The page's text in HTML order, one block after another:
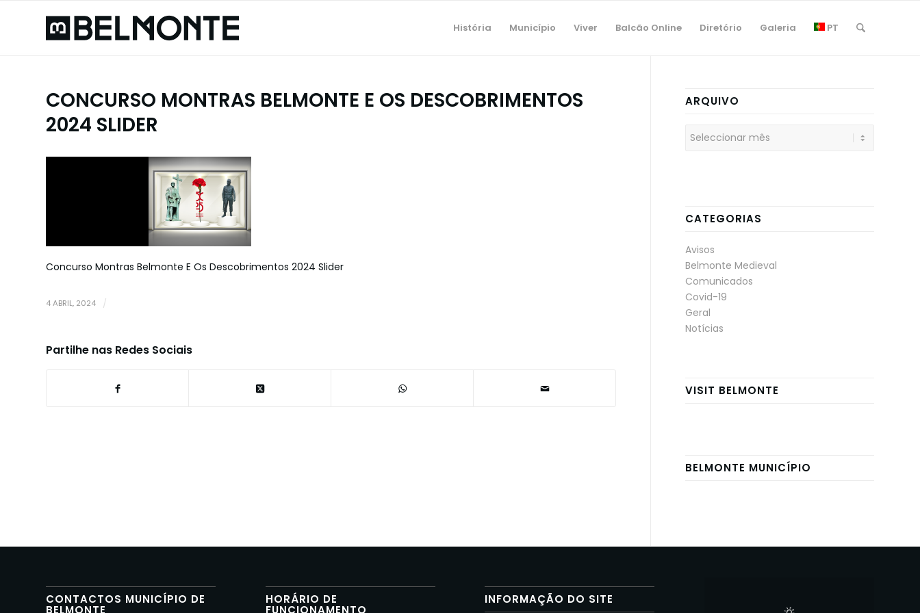
História Município Viver Balcão Online Diretório Galeria PT
CONCURSO MONTRAS BELMONTE E OS DESCOBRIMENTOS
2024 SLIDER
Concurso Montras Belmonte E Os Descobrimentos 2024 Slider
4 ABRIL, 2024 /
Partilhe nas Redes Sociais
ARQUIVO
CATEGORIAS
Avisos
Belmonte Medieval
Comunicados
Covid-19
Geral
Notícias
VISIT BELMONTE
BELMONTE MUNICÍPIO
CONTACTOS MUNICÍPIO DE
BELMONTE
HORÁRIO DE
FUNCIONAMENTO
INFORMAÇÃO DO SITE